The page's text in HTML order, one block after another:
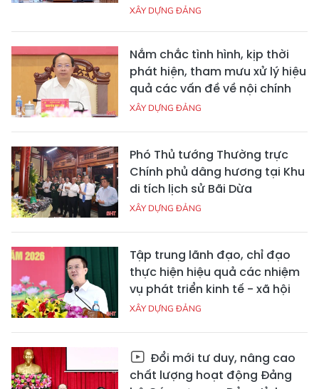
XÂY DỰNG ĐẢNG
Nắm chắc tình hình, kịp thời
phát hiện, tham mưu xử lý hiệu
quả các vấn đề về nội chính
XÂY DỰNG ĐẢNG
Phó Thủ tướng Thường trực
Chính phủ dâng hương tại Khu
di tích lịch sử Bãi Dừa
XÂY DỰNG ĐẢNG
Tập trung lãnh đạo, chỉ đạo
thực hiện hiệu quả các nhiệm
vụ phát triển kinh tế - xã hội
XÂY DỰNG ĐẢNG
Đổi mới tư duy, nâng cao
chất lượng hoạt động Đảng